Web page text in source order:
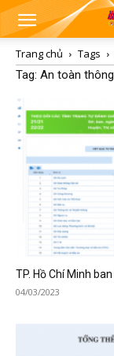
Trang chủ Tags
Tag: An toàn
TP. Hồ Chí Minh
04/03/2023